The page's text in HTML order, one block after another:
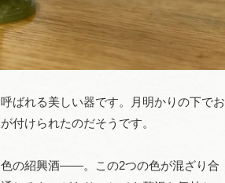
ばれる美しい器です。月明かりの下でお
付けられたのだそうです。
の紹興酒――。この2つの色が混ざり合